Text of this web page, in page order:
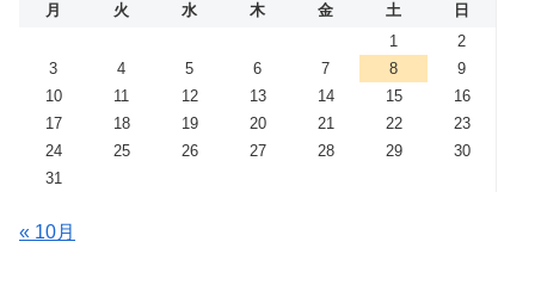
月 火 水 木 金 土
日
1
2
3
4 5 6 7 8
9
10
11 12 13 14 15
16
17
18 19 20 21 22
23
24
25 26 27 28 29
30
31
« 10月